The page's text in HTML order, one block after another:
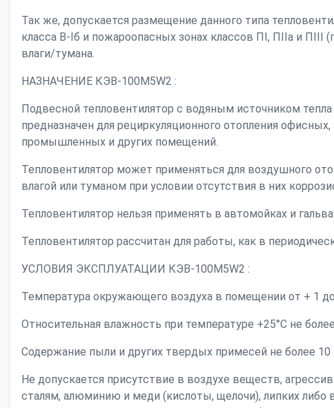
Так же, допускается размещение данного типа
класса В-Iб и пожароопасных зонах классов ПI, ПIIа и ПIII
влаги/тумана.
НАЗНАЧЕНИЕ КЭВ-100М5W2 :
Подвесной тепловентилятор с водяным источником
предназначен для рециркуляционного отопления
промышленных и других помещений.
Тепловентилятор может применяться для воздушного
влагой или туманом при условии отсутствия в них
Тепловентилятор нельзя применять в автомойках и
Тепловентилятор рассчитан для работы, как в
УСЛОВИЯ ЭКСПЛУАТАЦИИ КЭВ-100М5W2 :
Температура окружающего воздуха в помещении от + 1
Относительная влажность при температуре +25°С не
Содержание пыли и других твердых примесей не более
Не допускается присутствие в воздухе веществ,
сталям, алюминию и меди (кислоты, щелочи), липких